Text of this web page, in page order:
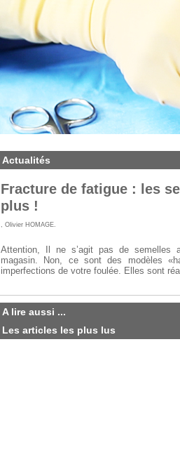
Actualités
Fracture de fatigue : les
plus !
, Olivier HOMAGE.
Attention, Il ne s’agit pas de semelles
magasin. Non, ce sont des modèles
imperfections de votre foulée. Elles sont
A lire aussi ...
Les articles les plus lus